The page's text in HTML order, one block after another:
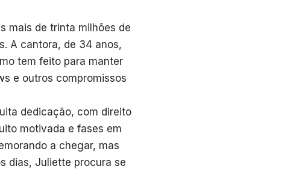
mais de trinta milhões de
A cantora, de 34 anos,
tem feito para manter
e outros compromissos
dedicação, com direito
motivada e fases em
a chegar, mas
dias, Juliette procura se